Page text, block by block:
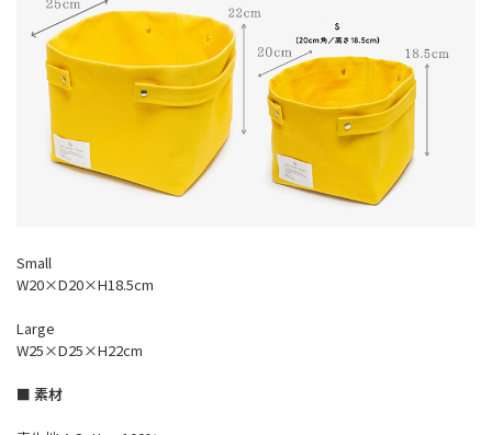
Small
W20×D20×H18.5cm
Large
W25×D25×H22cm
■ 素材